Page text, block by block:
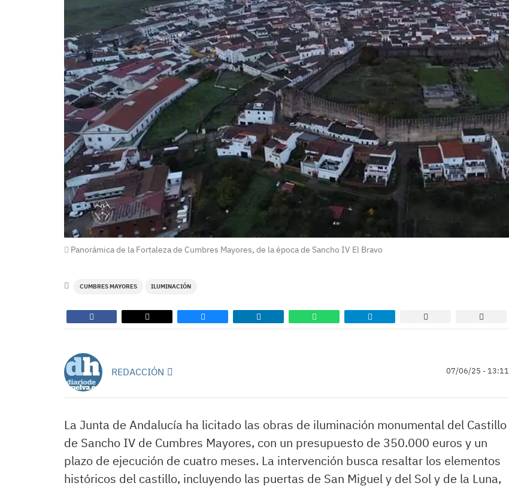
Panorámica de la Fortaleza de Cumbres Mayores, de la época de Sancho IV El Bravo
CUMBRES MAYORES ILUMINACIÓN
REDACCIÓN 07/06/25 - 13:11
La Junta de Andalucía ha licitado las obras de iluminación monumental del Castillo
de Sancho IV de Cumbres Mayores, con un presupuesto de 350.000 euros y un
plazo de ejecución de cuatro meses. La intervención busca resaltar los elementos
históricos del castillo, incluyendo las puertas de San Miguel y del Sol y de la Luna,